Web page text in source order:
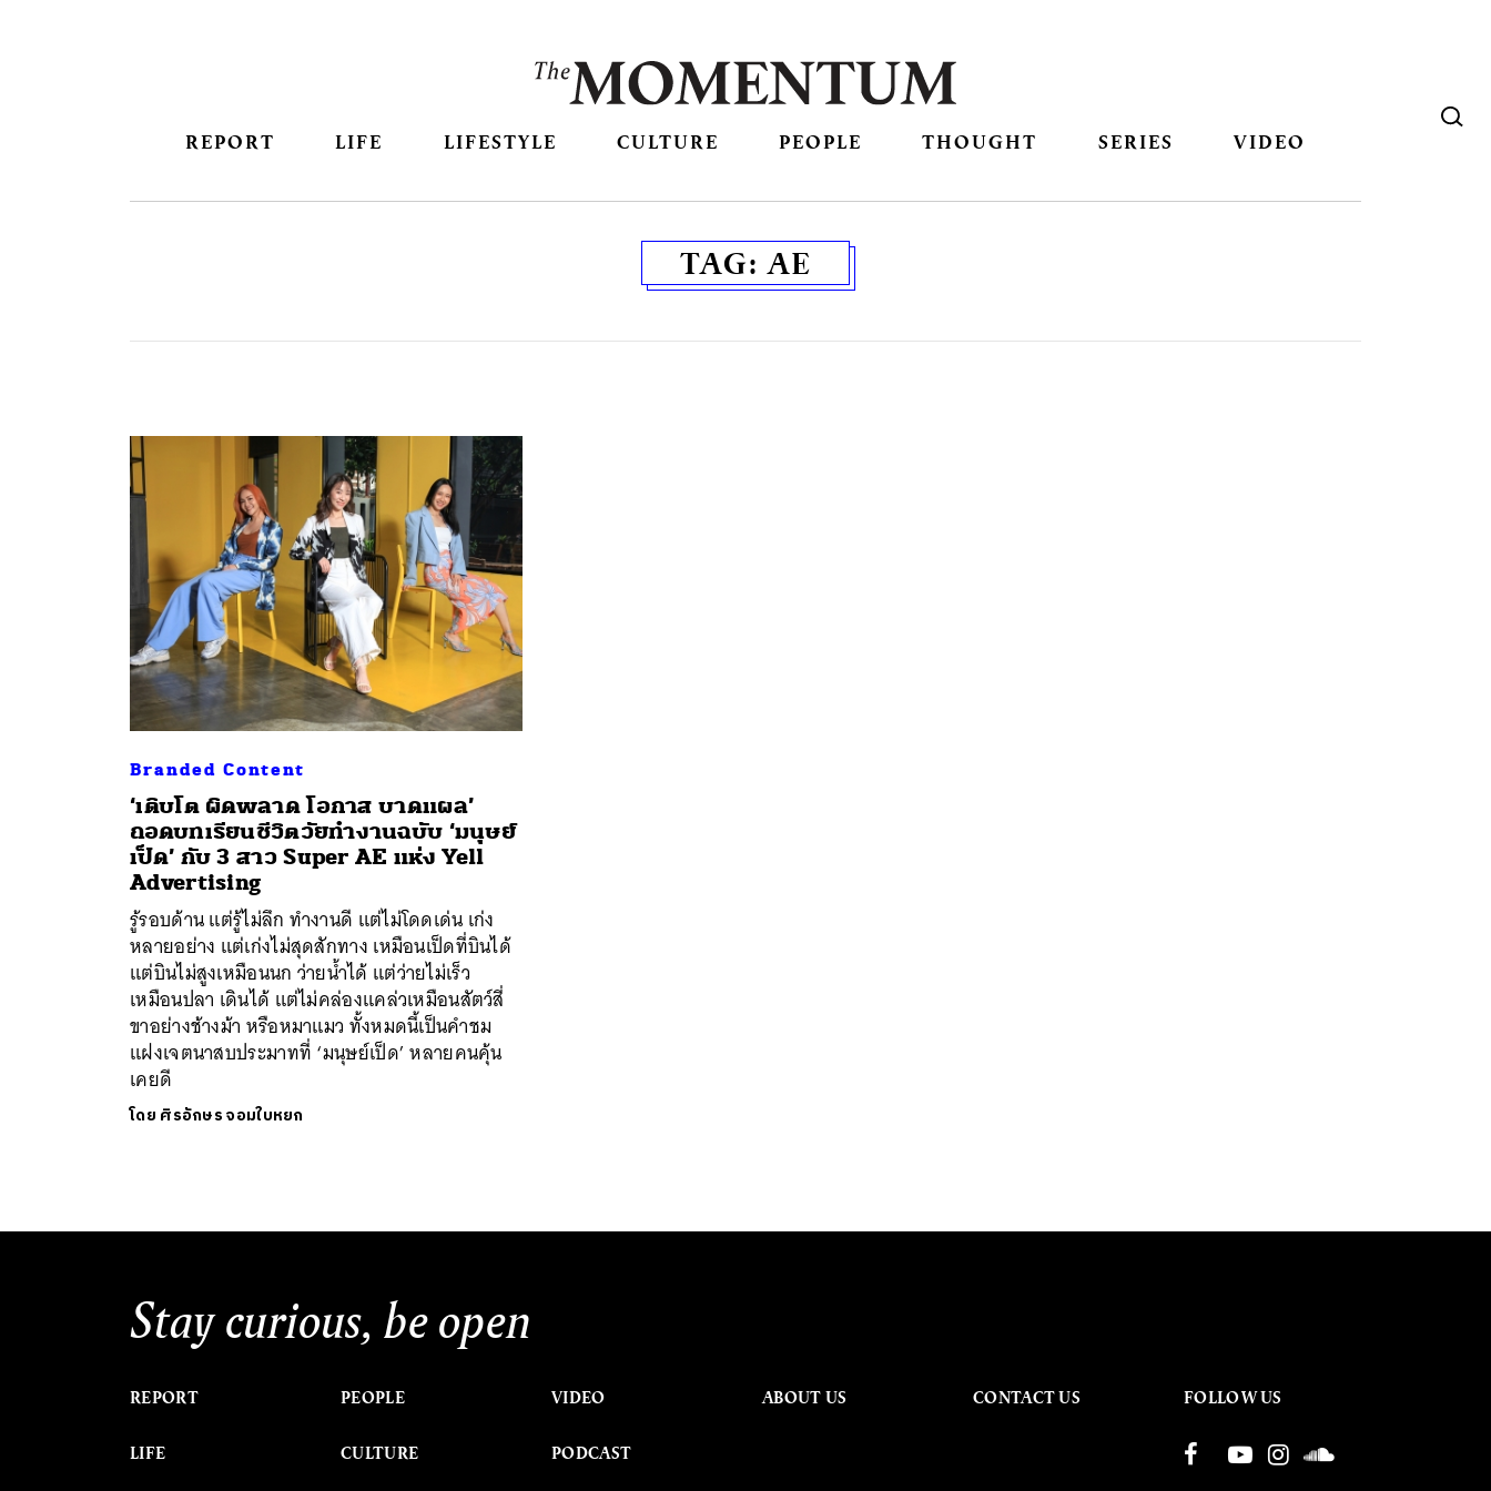
REPORT LIFE LIFESTYLE CULTURE PEOPLE THOUGHT SERIES VIDEO
TAG:AE
Branded Content
‘เติบโต ผิดพลาด โอกาส บาดแผล’
ถอดบทเรียนชีวิตวัยทำงานฉบับ ‘มนุษย์
เป็ด’ กับ 3 สาว Super AE แห่ง Yell
Advertising
รู้รอบด้าน แต่รู้ไม่ลึก ทำงานดี แต่ไม่โดดเด่น เก่ง
หลายอย่าง แต่เก่งไม่สุดสักทาง เหมือนเป็ดที่บินได้
แต่บินไม่สูงเหมือนนก ว่ายน้ำได้ แต่ว่ายไม่เร็ว
เหมือนปลา เดินได้ แต่ไม่คล่องแคล่วเหมือนสัตว์สี่
ขาอย่างช้างม้า หรือหมาแมว ทั้งหมดนี้เป็นคำชม
แฝงเจตนาสบประมาทที่ ‘มนุษย์เป็ด’ หลายคนคุ้น
เคยดี
โดย ศิรอักษร จอมใบหยก
Stay curious, be open
REPORT
LIFE
PEOPLE
CULTURE
VIDEO
PODCAST
ABOUT US CONTACT US FOLLOW US
ค้นหา